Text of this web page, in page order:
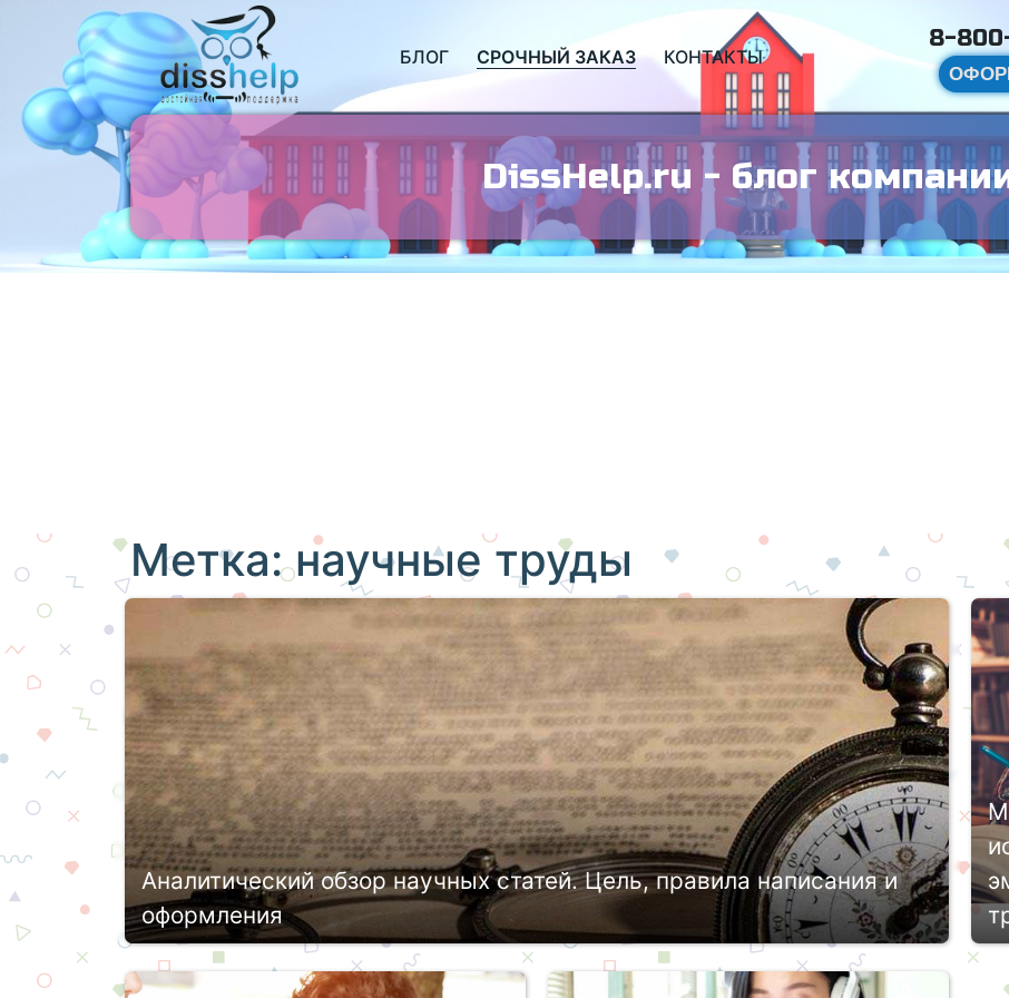
БЛОГ СРОЧНЫЙ ЗАКАЗ КОНТАКТЫ
8-
DissHelp.ru - блог
Метка:научные труды
Аналитический обзор научных статей. Цель, правила написания и
оформления
Научные труды подвергаются не только тотальной поверке на качество, но и